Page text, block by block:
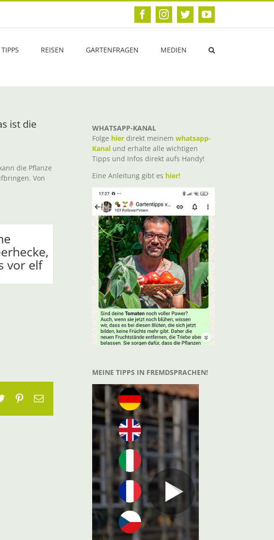
FacebookInstagram
TwitterYouTube
TIPPS REISEN GARTENFRAGEN MEDIEN
ist die
die Pflanze
Von
vor elf
TwitterPinterest
E-
WHATSAPP-KANAL
Folge hier direkt meinem whatsapp-
Kanal und erhalte alle wichtigen
Tipps und Infos direkt aufs Handy!
Eine Anleitung gibt es hier!
MEINE TIPPS IN FREMDSPRACHEN!